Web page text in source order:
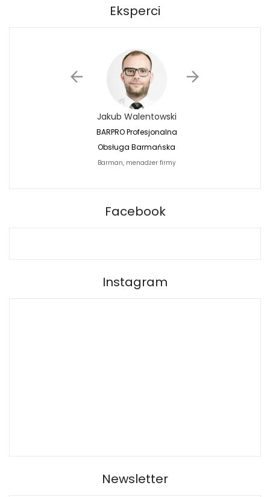
Eksperci
Jakub Walentowski
BARPRO Profesjonalna
Obsługa Barmańska
Barman, menadżer firmy
Facebook
Instagram
Newsletter